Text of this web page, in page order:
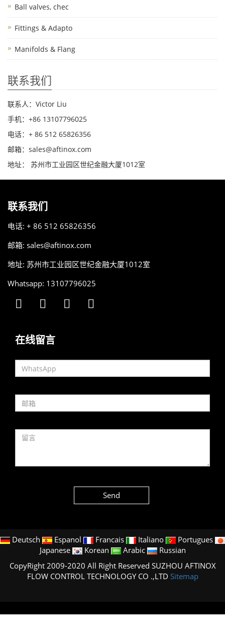
Ball valves, chec
Fittings & Adapto
Manifolds & Flang
联系我们
联系人：Victor Liu
手机：+86 13107796025
电话：+ 86 512 65826356
邮箱：sales@aftinox.com
地址： 苏州市工业园区世纪金融大厦1012室
联系我们
电话: + 86 512 65826356
邮箱: sales@aftinox.com
地址: 苏州市工业园区世纪金融大厦1012室
Whatsapp: 13107796025
在线留言
Send
Deutsch Espanol Francais Italiano
Portugues
Japanese
Korean Arabic
Russian
CopyRight 2009-2020 All Right Reserved SUZHOU AFTINOX
FLOW CONTROL TECHNOLOGY CO .,LTD Sitemap